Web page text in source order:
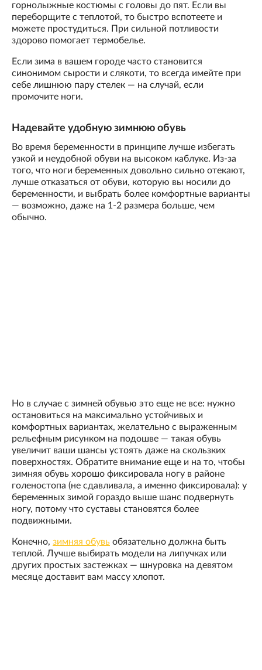
горнолыжные костюмы с головы до пят. Если вы
переборщите с теплотой, то быстро вспотеете и
можете простудиться. При сильной потливости
здорово помогает термобелье.
Если зима в вашем городе часто становится
синонимом сырости и слякоти, то всегда имейте при
себе лишнюю пару стелек — на случай, если
промочите ноги.
Надевайте удобную зимнюю обувь
Во время беременности в принципе лучше избегать
узкой и неудобной обуви на высоком каблуке. Из-за
того, что ноги беременных довольно сильно отекают,
лучше отказаться от обуви, которую вы носили до
беременности, и выбрать более комфортные варианты
— возможно, даже на 1-2 размера больше, чем
обычно.
Но в случае с зимней обувью это еще не все: нужно
остановиться на максимально устойчивых и
комфортных вариантах, желательно с выраженным
рельефным рисунком на подошве — такая обувь
увеличит ваши шансы устоять даже на скользких
поверхностях. Обратите внимание еще и на то, чтобы
зимняя обувь хорошо фиксировала ногу в районе
голеностопа (не сдавливала, а именно фиксировала): у
беременных зимой гораздо выше шанс подвернуть
ногу, потому что суставы становятся более
подвижными.
Конечно, зимняя обувь обязательно должна быть
теплой. Лучше выбирать модели на липучках или
других простых застежках — шнуровка на девятом
месяце доставит вам массу хлопот.